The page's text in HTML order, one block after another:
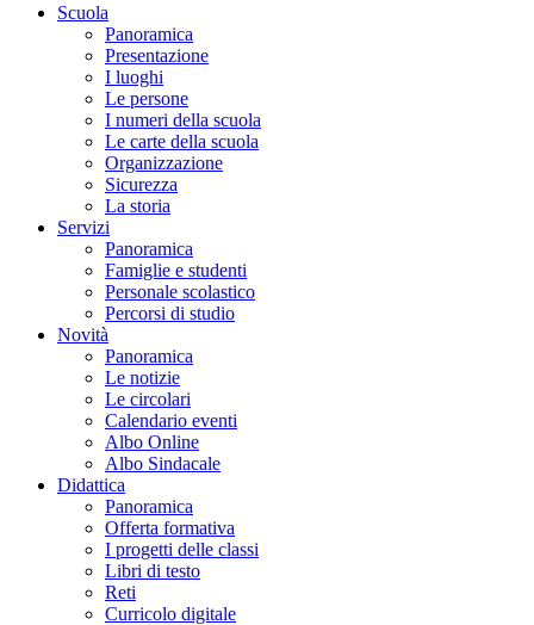
Scuola
Panoramica
Presentazione
I luoghi
Le persone
I numeri della scuola
Le carte della scuola
Organizzazione
Sicurezza
La storia
Servizi
Panoramica
Famiglie e studenti
Personale scolastico
Percorsi di studio
Novità
Panoramica
Le notizie
Le circolari
Calendario eventi
Albo Online
Albo Sindacale
Didattica
Panoramica
Offerta formativa
I progetti delle classi
Libri di testo
Reti
Curricolo digitale